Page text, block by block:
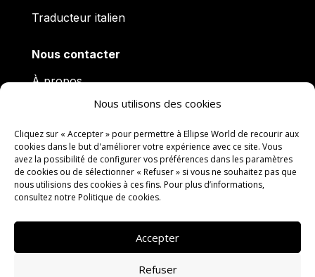
Nous utilisons des cookies
Cliquez sur « Accepter » pour permettre à Ellipse World de recourir aux
cookies dans le but d'améliorer votre expérience avec ce site. Vous
avez la possibilité de configurer vos préférences dans les paramètres
de cookies ou de sélectionner « Refuser » si vous ne souhaitez pas que
nous utilisions des cookies à ces fins. Pour plus d’informations,
consultez notre Politique de cookies.
Accepter
Refuser
Traducteur italien
Nous contacter
À propos
Questions fréquentes
Charte qualité
Travailler avec nous
Conditions Générales de